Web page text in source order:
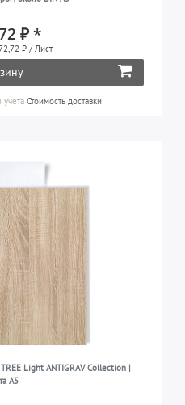
₽ *
₽ / Лист
учета Стоимость доставки
Light ANTIGRAV Collection |
A5